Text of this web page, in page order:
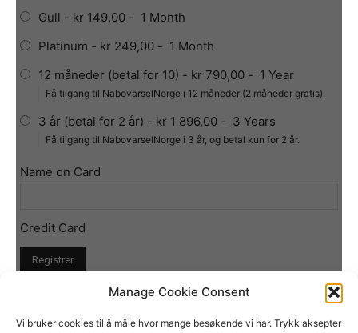
Manage Cookie Consent
Vi bruker cookies til å måle hvor mange besøkende vi har. Trykk aksepter
Gull - kr 149,00 - 1 Month
Platinum - kr 249,00 - 1 Month
12 måneder (betal for 10) - kr 790,00 - 1 Year
Få tilgang til NabovarselNorge i 12 måneder (2 måneder gratis).
3 år (betal for 2 år) - kr 1 896,00 - 3 Years
Få tilgang til NabovarselNorge i 3 år, og betal kun for 2 år.
Name on Card
Credit Card
NABOVARSEL NORGE – Org.nr: 825 318 402